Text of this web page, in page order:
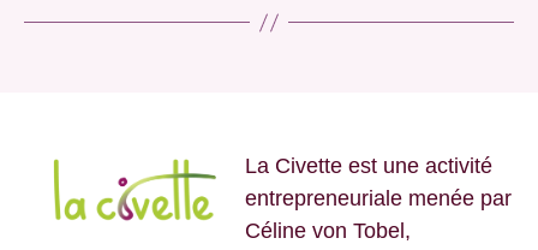
La Civette est une activité
entrepreneuriale menée par
Céline von Tobel,